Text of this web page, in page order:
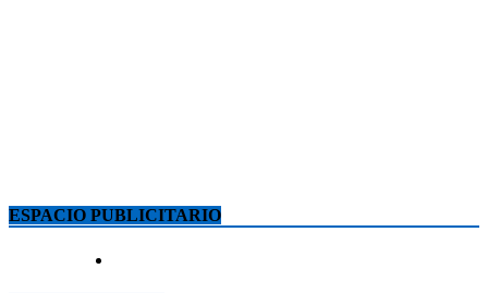
ESPACIO PUBLICITARIO